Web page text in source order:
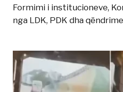
Formimi i institucioneve,
nga LDK, PDK dha